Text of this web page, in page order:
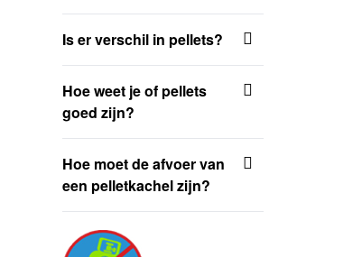
Is er verschil in pellets?
Hoe weet je of pellets
goed zijn?
Hoe moet de afvoer van
een pelletkachel zijn?